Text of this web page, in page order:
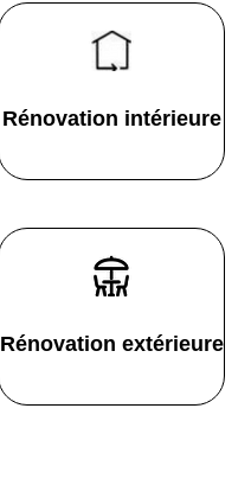
Rénovation intérieure
Rénovation extérieure